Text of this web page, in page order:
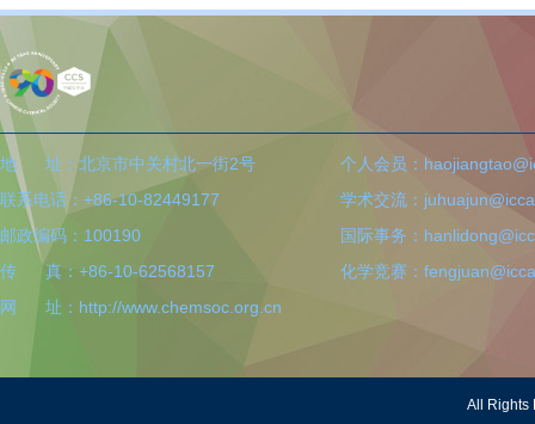
地 址：北京市中关村北一街2号
联系电话：+86-10-82449177
邮政编码：100190
传 真：+86-10-62568157
网 址：http://www.chemsoc.org.cn
个人会员：
学术交流：
国际事务：
化学竞赛：
All Rights